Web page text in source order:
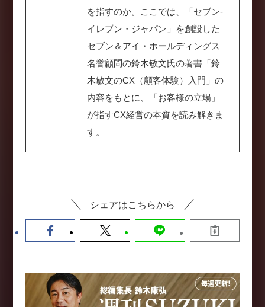
を指すのか。ここでは、「セブン‐
イレブン・ジャパン」を創設した
セブン＆アイ・ホールディングス
名誉顧問の鈴木敏文氏の著書「鈴
木敏文のCX（顧客体験）入門」の
内容をもとに、「お客様の立場」
が指すCX経営の本質を読み解きま
す。
シェアはこちらから